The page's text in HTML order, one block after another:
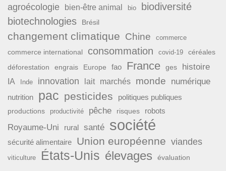
agroécologie bien-être animal bio
biodiversité
biotechnologies
Brésil
changement climatique Chine commerce
commerce international consommation covid-19 céréales
déforestation engrais Europe fao France ges histoire
IA Inde innovation lait marchés monde numérique
nutrition pac pesticides politiques publiques
productions productivité pêche risques robots
Royaume-Uni rural santé société
sécurité alimentaire Union européenne viandes
viticulture États-Unis élevages évaluation